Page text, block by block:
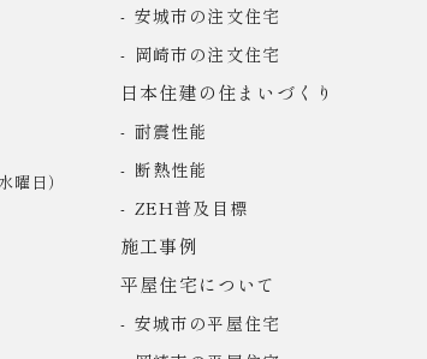
曜日）
安城市の注文住宅
岡崎市の注文住宅
日本住建の住まいづくり
耐震性能
断熱性能
ZEH普及目標
施工事例
平屋住宅について
安城市の平屋住宅